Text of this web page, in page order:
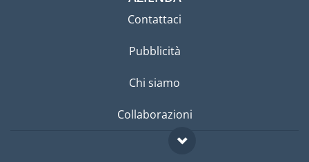
Contattaci
Pubblicità
Chi siamo
Collaborazioni